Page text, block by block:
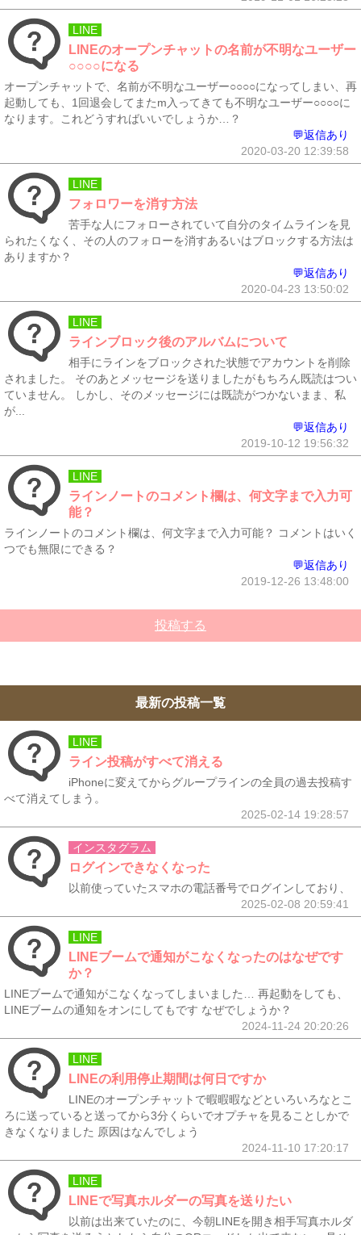
LINE
LINEのオープンチャットの名前が不明なユーザー
○○○○になる
オープンチャットで、名前が不明なユーザー○○○○になってしまい、再
起動しても、1回退会してまたm入ってきても不明なユーザー○○○○に
なります。これどうすればいいでしょうか…？
💬返信あり
2020-03-20 12:39:58
LINE
フォロワーを消す方法
苦手な人にフォローされていて自分のタイムラインを見
られたくなく、その人のフォローを消すあるいはブロックする方法は
ありますか？
💬返信あり
2020-04-23 13:50:02
LINE
ラインブロック後のアルバムについて
相手にラインをブロックされた状態でアカウントを削除
されました。 そのあとメッセージを送りましたがもちろん既読はつい
ていません。 しかし、そのメッセージには既読がつかないまま、私
が...
💬返信あり
2019-10-12 19:56:32
LINE
ラインノートのコメント欄は、何文字まで入力可
能？
ラインノートのコメント欄は、何文字まで入力可能？ コメントはいく
つでも無限にできる？
💬返信あり
2019-12-26 13:48:00
投稿する
最新の投稿一覧
LINE
ライン投稿がすべて消える
iPhoneに変えてからグループラインの全員の過去投稿す
べて消えてしまう。
2025-02-14 19:28:57
インスタグラム
ログインできなくなった
以前使っていたスマホの電話番号でログインしており、
2025-02-08 20:59:41
LINE
LINEブームで通知がこなくなったのはなぜです
か？
LINEブームで通知がこなくなってしまいました… 再起動をしても、
LINEブームの通知をオンにしてもです なぜでしょうか？
2024-11-24 20:20:26
LINE
LINEの利用停止期間は何日ですか
LINEのオープンチャットで暇暇暇などといろいろなとこ
ろに送っていると送ってから3分くらいでオプチャを見ることしかで
きなくなりました 原因はなんでしょう
2024-11-10 17:20:17
LINE
LINEで写真ホルダーの写真を送りたい
以前は出来ていたのに、今朝LINEを開き相手写真ホルダ